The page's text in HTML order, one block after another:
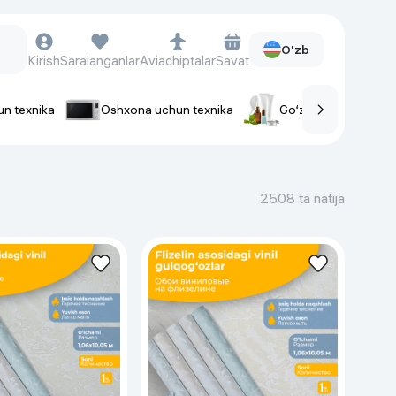
Aqlli uzuklar
Fitnes-brasletlar
Soat kamarlari
Foto apparatlari va Video-
kameralar
Fotoapparatlari
KirishSaralanganlarAviachiptalarSavat
O'zb
texnika Oshxona uchun texnika Go‘zallik va parvarish
2508 ta natija